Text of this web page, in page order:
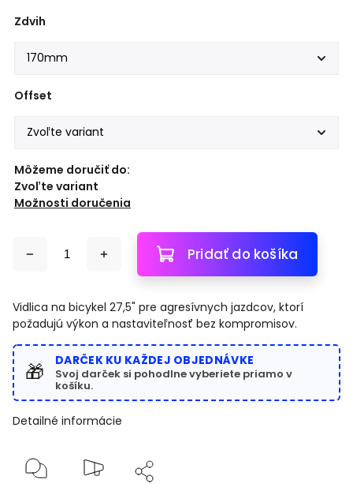
Zdvih
Offset
Môžeme doručiť do:
Zvoľte variant
Možnosti doručenia
Pridať do košíka
Vidlica na bicykel 27,5" pre agresívnych jazdcov, ktorí
požadujú výkon a nastaviteľnosť bez kompromisov.
🎁 DARČEK KU KAŽDEJ OBJEDNÁVKE
Svoj darček si pohodlne vyberiete priamo v
košíku.
Detailné informácie